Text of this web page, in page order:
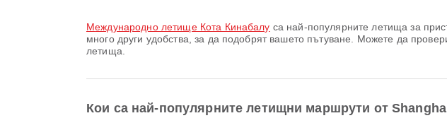
Международно летище Кота Кинабалу са най-популярните летища за
много други удобства, за да подобрят вашето пътуване. Можете да
летища.
Кои са най-популярните летищни маршрути от